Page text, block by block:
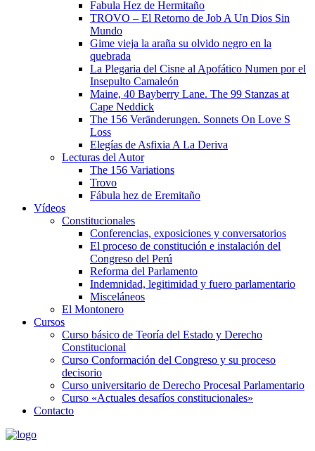
Fabula Hez de Hermitaño
TROVO – El Retorno de Job A Un Dios Sin
Mundo
Gime vieja la araña su olvido negro en la
quebrada
La Plegaria del Cisne al Apofático Numen por el
Insepulto Camaleón
Maine, 40 Bayberry Lane. The 99 Stanzas at
Cape Neddick
The 156 Veränderungen. Sonnets On Love S
Loss
Elegías de Asfixia A La Deriva
Lecturas del Autor
The 156 Variations
Trovo
Fábula hez de Eremitaño
Vídeos
Constitucionales
Conferencias, exposiciones y conversatorios
El proceso de constitución e instalación del
Congreso del Perú
Reforma del Parlamento
Indemnidad, legitimidad y fuero parlamentario
Misceláneos
El Montonero
Cursos
Curso básico de Teoría del Estado y Derecho
Constitucional
Curso Conformación del Congreso y su proceso
decisorio
Curso universitario de Derecho Procesal Parlamentario
Curso «Actuales desafíos constitucionales»
Contacto